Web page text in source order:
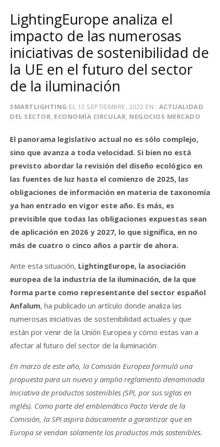
LightingEurope analiza el
impacto de las numerosas
iniciativas de sostenibilidad de
la UE en el futuro del sector
de la iluminación
SMARTLIGHTING EL 13 SEPTIEMBRE, 2022 EN
ACTUALIDAD
DEL SECTOR, ECONOMÍA CIRCULAR, NEGOCIOS MERCADO
El panorama legislativo actual no es sólo complejo,
sino que avanza a toda velocidad. Si bien no está
previsto abordar la revisión del diseño ecológico en
las fuentes de luz hasta el comienzo de 2025, las
obligaciones de información en materia de taxonomía
ya han entrado en vigor este año. Es más, es
previsible que todas las obligaciones expuestas sean
de aplicación en 2026 y 2027, lo que significa, en no
más de cuatro o cinco años a partir de ahora.
Ante esta situación, LightingEurope, la asociación
europea de la industria de la iluminación, de la que
forma parte como representante del sector español
Anfalum, ha publicado un artículo donde analiza las
numerosas iniciativas de sostenibilidad actuales y que
están por venir de la Unión Europea y cómo estas van a
afectar al futuro del sector de la iluminación:
En marzo de este año, la Comisión Europea formuló una
propuesta para un nuevo y amplio reglamento denominada
Iniciativa de productos sostenibles (SPI, por sus siglas en
inglés). Como parte del emblemático Pacto Verde de la
Comisión, la SPI aspira básicamente a garantizar que en
Europa se vendan solamente los productos más sostenibles.